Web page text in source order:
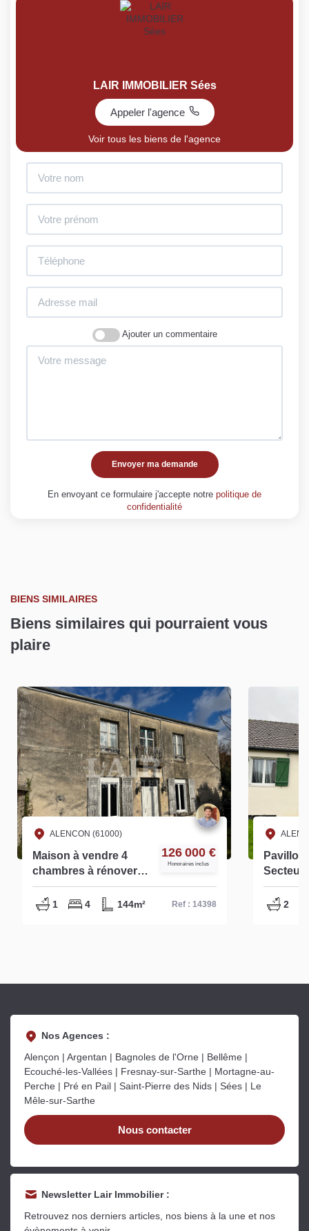
LAIR IMMOBILIER Sées
Appeler l'agence
Voir tous les biens de l'agence
Ajouter un commentaire
Envoyer ma demande
En envoyant ce formulaire j'accepte notre politique de
confidentialité
BIENS SIMILAIRES
Biens similaires qui pourraient vous
plaire
ALENCON (61000)
Maison à vendre 4
chambres à rénover
Alençon - réf - 14398
126 000 €
Honoraires inclus
1 4 144m² Ref : 14398
Secteur
14448
2
Nos Agences :
Alençon | Argentan | Bagnoles de l'Orne | Bellême |
Ecouché-les-Vallées | Fresnay-sur-Sarthe | Mortagne-au-
Perche | Pré en Pail | Saint-Pierre des Nids | Sées | Le
Mêle-sur-Sarthe
Nous contacter
Newsletter Lair Immobilier :
Retrouvez nos derniers articles, nos biens à la une et nos